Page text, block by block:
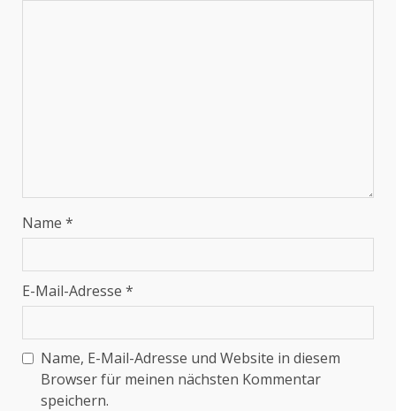
Name *
E-Mail-Adresse *
Name, E-Mail-Adresse und Website in diesem
Browser für meinen nächsten Kommentar
speichern.